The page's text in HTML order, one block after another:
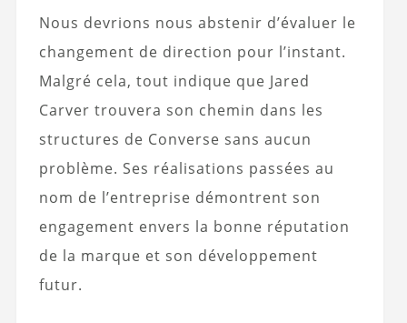
Nous devrions nous abstenir d’évaluer le
changement de direction pour l’instant.
Malgré cela, tout indique que Jared
Carver trouvera son chemin dans les
structures de Converse sans aucun
problème. Ses réalisations passées au
nom de l’entreprise démontrent son
engagement envers la bonne réputation
de la marque et son développement
futur.